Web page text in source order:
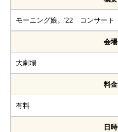
モーニング娘。’22 コンサート
会場
大劇場
料金
有料
日時